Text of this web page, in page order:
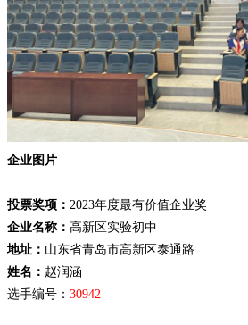
企业图片
投票奖项： 2023年度最有价值企业奖
企业名称： 高新区实验初中
地址： 山东省青岛市高新区泰通路
姓名： 赵润涵
选手编号： 30942